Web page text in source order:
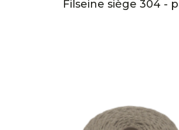
Filseine siège 304 -